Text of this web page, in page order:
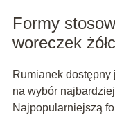
Formy
woreczek
Rumianek dostępny
na wybór
Najpopularniejszą